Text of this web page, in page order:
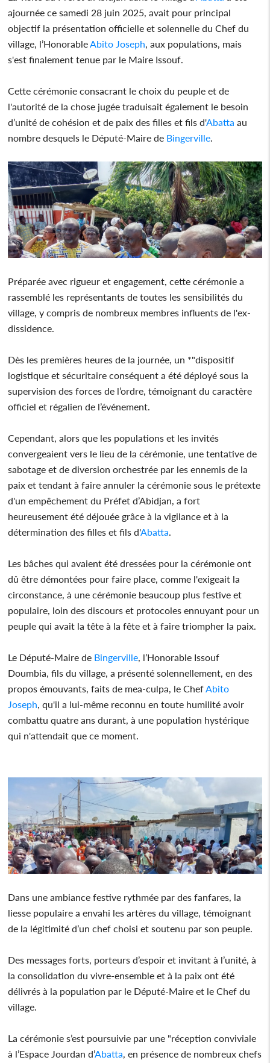
ajournée ce samedi 28 juin 2025, avait pour principal
objectif la présentation officielle et solennelle du Chef du
village, l’HonorableAbito Joseph, aux populations, mais
s'est finalement tenue par le Maire Issouf.
Cette cérémonie consacrant le choix du peuple et de
l'autorité de la chose jugée traduisait également le besoin
d’unité de cohésion et de paix des filles et fils d'Abatta au
nombre desquels le Député-Maire de Bingerville.
Préparée avec rigueur et engagement, cette cérémonie a
rassemblé les représentants de toutes les sensibilités du
village, y compris de nombreux membres influents de l'ex-
dissidence.
Dès les premières heures de la journée, un *"dispositif
logistique et sécuritaire conséquent a été déployé sous la
supervision des forces de l’ordre, témoignant du caractère
officiel et régalien de l’événement.
Cependant, alors que les populations et les invités
convergeaient vers le lieu de la cérémonie, une tentative de
sabotage et de diversion orchestrée par les ennemis de la
paix et tendant à faire annuler la cérémonie sous le prétexte
d'un empêchement du Préfet d’Abidjan, a fort
heureusement été déjouée grâce à la vigilance et à la
détermination des filles et fils d'Abatta.
Les bâches qui avaient été dressées pour la cérémonie ont
dû être démontées pour faire place, comme l'exigeait la
circonstance, à une cérémonie beaucoup plus festive et
populaire, loin des discours et protocoles ennuyant pour un
peuple qui avait la tête à la fête et à faire triompher la paix.
Le Député-Maire de Bingerville, l’Honorable Issouf
Doumbia, fils du village, a présenté solennellement, en des
propos émouvants, faits de mea-culpa, le ChefAbito
Joseph, qu'il a lui-même reconnu en toute humilité avoir
combattu quatre ans durant, à une population hystérique
qui n'attendait que ce moment.
Dans une ambiance festive rythmée par des fanfares, la
liesse populaire a envahi les artères du village, témoignant
de la légitimité d’un chef choisi et soutenu par son peuple.
Des messages forts, porteurs d’espoir et invitant à l’unité, à
la consolidation du vivre-ensemble et à la paix ont été
délivrés à la population par le Député-Maire et le Chef du
village.
La cérémonie s’est poursuivie par une "réception conviviale
à l’Espace Jourdan d’Abatta, en présence de nombreux chefs